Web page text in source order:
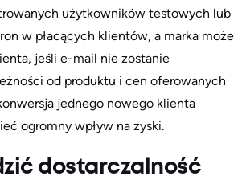
użytkowników testowych lub
w płacących klientów, a marka może
jeśli e-mail nie zostanie
od produktu i cen oferowanych
jednego nowego klienta
ogromny wpływ na zyski.
dostarczalność